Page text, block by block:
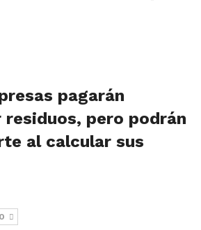
pagarán
pero podrán
al calcular sus